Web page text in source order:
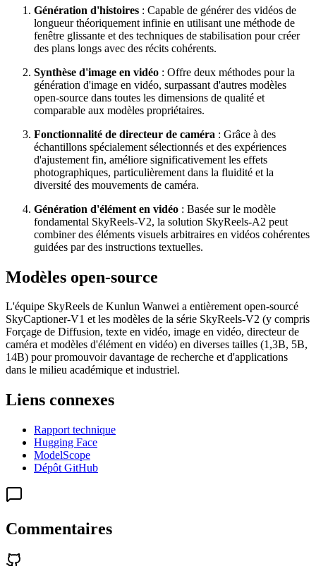
Génération d'histoires : Capable de générer des vidéos de
longueur théoriquement infinie en utilisant une méthode de
fenêtre glissante et des techniques de stabilisation pour créer
des plans longs avec des récits cohérents.
Synthèse d'image en vidéo : Offre deux méthodes pour la
génération d'image en vidéo, surpassant d'autres modèles
open-source dans toutes les dimensions de qualité et
comparable aux modèles propriétaires.
Fonctionnalité de directeur de caméra : Grâce à des
échantillons spécialement sélectionnés et des expériences
d'ajustement fin, améliore significativement les effets
photographiques, particulièrement dans la fluidité et la
diversité des mouvements de caméra.
Génération d'élément en vidéo : Basée sur le modèle
fondamental SkyReels-V2, la solution SkyReels-A2 peut
combiner des éléments visuels arbitraires en vidéos cohérentes
guidées par des instructions textuelles.
Modèles open-source
L'équipe SkyReels de Kunlun Wanwei a entièrement open-sourcé
SkyCaptioner-V1 et les modèles de la série SkyReels-V2 (y compris
Forçage de Diffusion, texte en vidéo, image en vidéo, directeur de
caméra et modèles d'élément en vidéo) en diverses tailles (1,3B, 5B,
14B) pour promouvoir davantage de recherche et d'applications
dans le milieu académique et industriel.
Liens connexes
Rapport technique
Hugging Face
ModelScope
Dépôt GitHub
Commentaires